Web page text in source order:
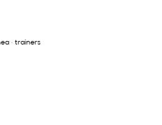
· trainers